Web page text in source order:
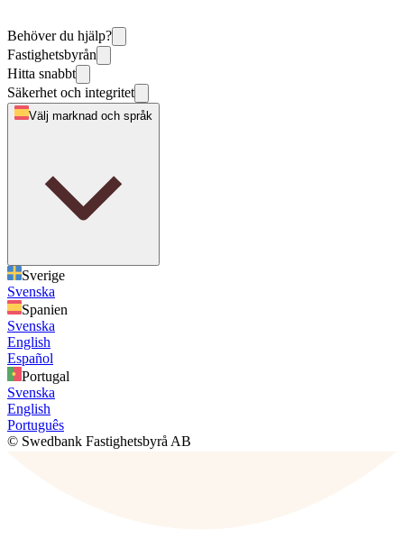
Behöver du hjälp?
Fastighetsbyrån
Hitta snabbt
Säkerhet och integritet
Välj marknad och språk
Sverige
Svenska
Spanien
Svenska
English
Español
Portugal
Svenska
English
Português
© Swedbank Fastighetsbyrå AB